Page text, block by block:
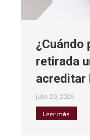
¿Cuándo
retirada
acreditar
julio 29, 2026
Leer más